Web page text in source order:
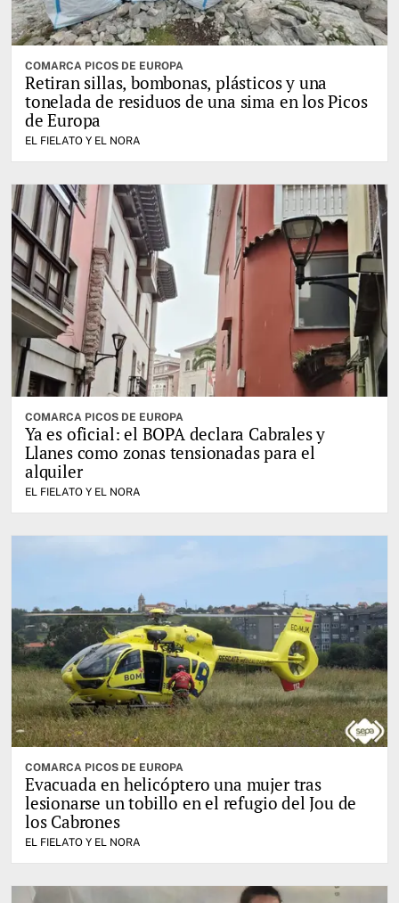
COMARCA PICOS DE EUROPA
Retiran sillas, bombonas, plásticos y una
tonelada de residuos de una sima en los Picos
de Europa
EL FIELATO Y EL NORA
COMARCA PICOS DE EUROPA
Ya es oficial: el BOPA declara Cabrales y
Llanes como zonas tensionadas para el
alquiler
EL FIELATO Y EL NORA
COMARCA PICOS DE EUROPA
Evacuada en helicóptero una mujer tras
lesionarse un tobillo en el refugio del Jou de
los Cabrones
EL FIELATO Y EL NORA